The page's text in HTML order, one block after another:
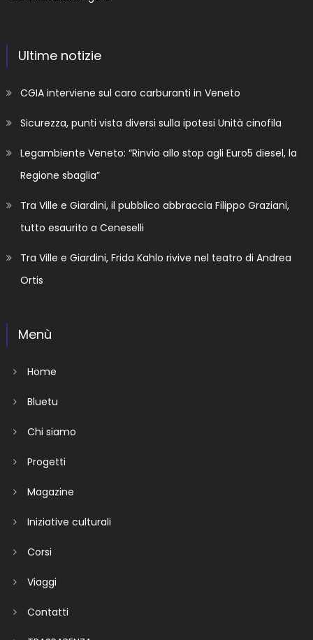
Ultime notizie
CGIA interviene sul caro carburanti in Veneto
Sicurezza, punti vista diversi sulla ipotesi Unità cinofila
Legambiente Veneto: “Rinvio allo stop agli Euro5 diesel, la
Regione sbaglia”
Tra Ville e Giardini, il pubblico abbraccia Filippo Graziani,
tutto esaurito a Ceneselli
Tra Ville e Giardini, Frida Kahlo rivive nel teatro di Andrea
Ortis
Menù
Home
Bluetu
Chi siamo
Progetti
Magazine
Iniziative culturali
Corsi
Viaggi
Contatti